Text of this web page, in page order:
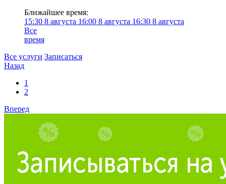
Ближайшее время:
15:30 8 августа 16:00 8 августа 16:30 8 августа
Все
время
Все услуги Записаться
Назад
1
2
Вперед